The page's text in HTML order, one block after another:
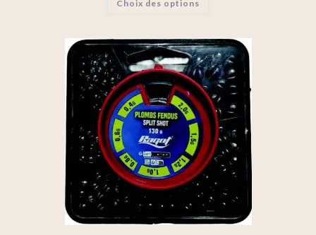
Choix des options